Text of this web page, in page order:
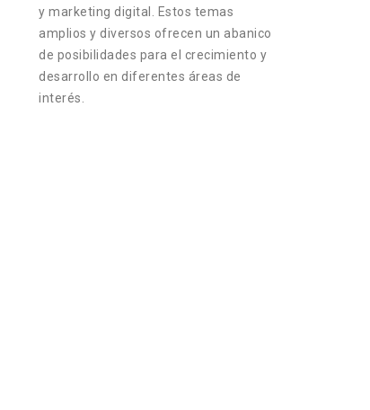
y marketing digital. Estos temas
amplios y diversos ofrecen un abanico
de posibilidades para el crecimiento y
desarrollo en diferentes áreas de
interés.